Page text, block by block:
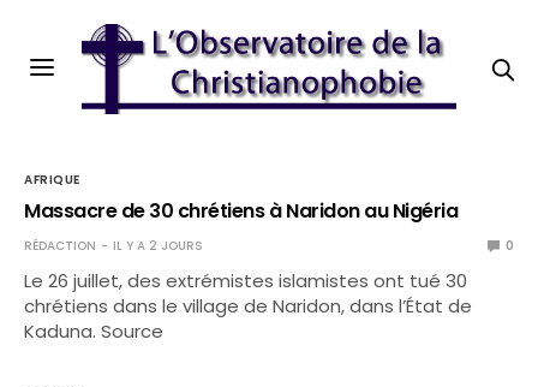
AFRIQUE
Massacre de 30 chrétiens à Naridon au Nigéria
RÉDACTION IL Y A 2 JOURS 0
Le 26 juillet, des extrémistes islamistes ont tué 30
chrétiens dans le village de Naridon, dans l’État de
Kaduna. Source